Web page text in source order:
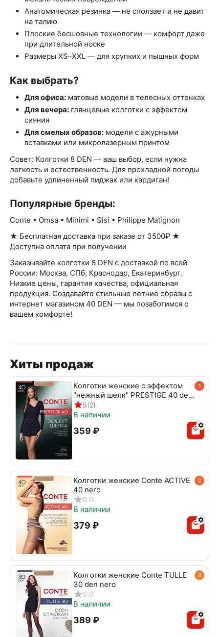
Анатомическая резинка — не сползает и не давит
на талию
Плоские бесшовные технологии — комфорт даже
при длительной носке
Размеры XS–XXL — для хрупких и пышных форм
Как выбрать?
Для офиса: матовые модели в телесных оттенках
Для вечера: глянцевые колготки с эффектом
сияния
Для смелых образов: модели с ажурными
вставками или микролазерным принтом
Совет: Колготки 8 DEN — ваш выбор, если нужна
легкость и естественность. Для прохладной погоды
добавьте удлиненный пиджак или кардиган!
Популярные бренды:
Conte • Omsa • Minimi • Sisi • Philippe Мatignon
★ Бесплатная доставка при заказе от 3500₽ ★
Доступна оплата при получении
Заказывайте колготки 8 DEN с доставкой по всей
России: Москва, СПб, Краснодар, Екатеринбург.
Низкие цены, гарантия качества, официальная
продукция. Создавайте стильные летние образы с
интернет магазином 40 DEN — мы позаботимся о
вашем комфорте!
Хиты продаж
1
Колготки женские с эффектом
"нежный шелк" PRESTIGE 40 den
beige
5(2)
В наличии
‍359‍ ₽
2
Колготки женские Conte ACTIVE
40 nero
0.0
В наличии
‍379‍ ₽
3
Колготки женские Conte TULLE
30 den nero
0.0
В наличии
‍389‍ ₽